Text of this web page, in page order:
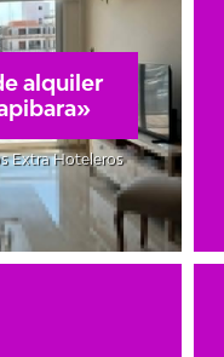
alquiler
Extra Hoteleros